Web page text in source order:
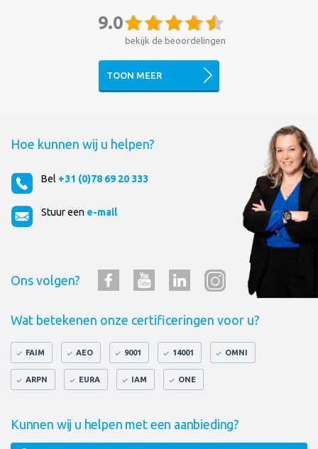
bekijk de beoordelingen
9.0
TOON MEER
Hoe kunnen wij u helpen?
Bel +31 (0)78 69 20 333
Stuur een e-mail
Ons volgen?
Wat betekenen onze certificeringen voor u?
FAIM AEO 9001 14001 OMNI
ARPN EURA IAM ONE
Kunnen wij u helpen met een aanbieding?